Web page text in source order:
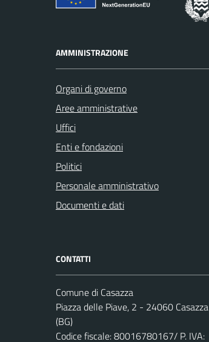
AMMINISTRAZIONE
Organi di governo
Aree amministrative
Uffici
Enti e fondazioni
Politici
Personale amministrativo
Documenti e dati
CONTATTI
Comune di Casazza
Piazza delle Piave, 2 - 24060 Casazza
(BG)
Codice fiscale: 80016780167/ P. IVA: